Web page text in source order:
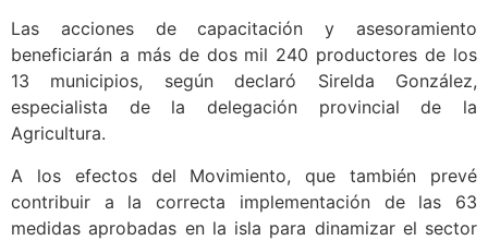
Las acciones de capacitación y asesoramiento
beneficiarán a más de dos mil 240 productores de los
13 municipios, según declaró Sirelda González,
especialista de la delegación provincial de la
Agricultura.
A los efectos del Movimiento, que también prevé
contribuir a la correcta implementación de las 63
medidas aprobadas en la isla para dinamizar el sector